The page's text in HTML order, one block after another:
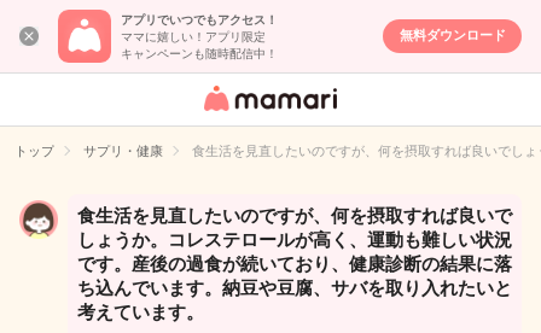
アプリでいつでもアクセス！
ママに嬉しい！アプリ限定
キャンペーンも随時配信中！
無料ダウンロード
女性専用匿名QA
イト
トップ サプリ・健康 食生活を見直したいのですが、何を摂取すれば良いでし
食生活を見直したいのですが、何を摂取すれば良いで
しょうか。コレステロールが高く、運動も難しい状況
です。産後の過食が続いており、健康診断の結果に落
ち込んでいます。納豆や豆腐、サバを取り入れたいと
考えています。